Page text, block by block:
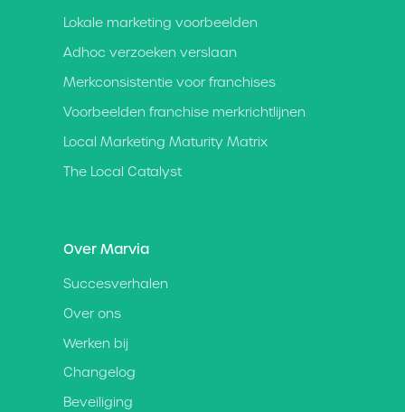
Lokale marketing voorbeelden
Adhoc verzoeken verslaan
Merkconsistentie voor franchises
Voorbeelden franchise merkrichtlijnen
Local Marketing Maturity Matrix
The Local Catalyst
Over Marvia
Succesverhalen
Over ons
Werken bij
Changelog
Beveiliging